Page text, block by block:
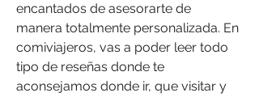
encantados de asesorarte de
manera totalmente personalizada. En
comiviajeros, vas a poder leer todo
tipo de reseñas donde te
aconsejamos donde ir, que visitar y